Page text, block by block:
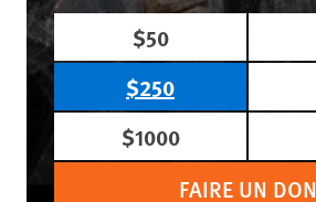
$50
$250
$1000
FAIRE UN DON